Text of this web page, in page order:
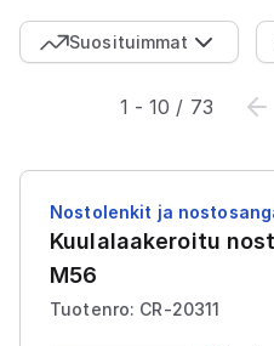
Suosituimmat
1 -10 / 73
Nostolenkit ja
Kuulalaakeroitu
M56
Tuotenro: CR-20311